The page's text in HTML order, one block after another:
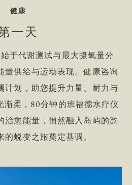
品牌标语 植根于
健康
一天
于代谢测试与最大摄氧量分
量供给与运动表现。健康咨询
计划，助您提升力量、耐力与
渐柔，80分钟的班福德水疗仪
治愈能量，悄然融入岛屿的韵
的蜕变之旅奠定基调。